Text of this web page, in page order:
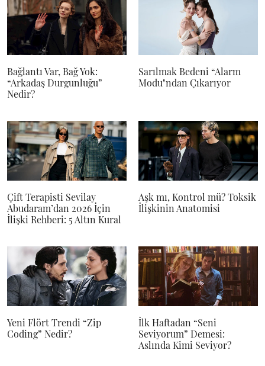
Bağlantı Var, Bağ Yok:
“Arkadaş Durgunluğu”
Nedir?
Sarılmak Bedeni “Alarm
Modu"ndan Çıkarıyor
Çift Terapisti Sevilay
Abudaram’dan 2026 İçin
İlişki Rehberi: 5 Altın Kural
Aşk mı, Kontrol mü? Toksik
İlişkinin Anatomisi
Yeni Flört Trendi “Zip
Coding” Nedir?
İlk Haftadan “Seni
Seviyorum” Demesi:
Aslında Kimi Seviyor?